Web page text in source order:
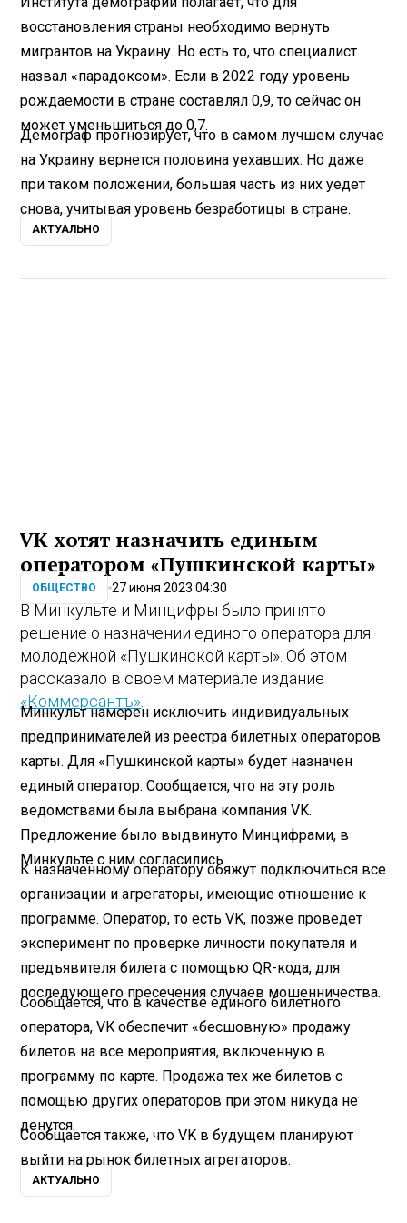
восстановления страны необходимо вернуть
мигрантов на Украину. Но есть то, что специалист
назвал «парадоксом». Если в 2022 году уровень
рождаемости в стране составлял 0,9, то сейчас он
может уменьшиться до 0,7.
Демограф прогнозирует, что в самом лучшем случае
на Украину вернется половина уехавших. Но даже
при таком положении, большая часть из них уедет
снова, учитывая уровень безработицы в стране.
АКТУАЛЬНО
VK хотят назначить единым
оператором «Пушкинской карты»
ОБЩЕСТВО 27 июня 2023 04:30
В Минкульте и Минцифры было принято
решение о назначении единого оператора для
молодежной «Пушкинской карты». Об этом
рассказало в своем материале издание
«Коммерсантъ»
Минкульт намерен исключить индивидуальных
предпринимателей из реестра билетных операторов
карты. Для «Пушкинской карты» будет назначен
единый оператор. Сообщается, что на эту роль
ведомствами была выбрана компания VK.
Предложение было выдвинуто Минцифрами, в
Минкульте с ним согласились.
К назначенному оператору обяжут подключиться все
организации и агрегаторы, имеющие отношение к
программе. Оператор, то есть VK, позже проведет
эксперимент по проверке личности покупателя и
предъявителя билета с помощью QR-кода, для
последующего пресечения случаев мошенничества.
Сообщается, что в качестве единого билетного
оператора, VK обеспечит «бесшовную» продажу
билетов на все мероприятия, включенную в
программу по карте. Продажа тех же билетов с
помощью других операторов при этом никуда не
денутся.
Сообщается также, что VK в будущем планируют
выйти на рынок билетных агрегаторов.
АКТУАЛЬНО